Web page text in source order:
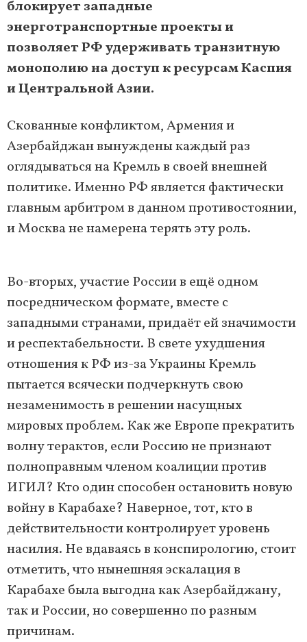
блокирует западные
энерготранспортные проекты и
позволяет РФ удерживать транзитную
монополию на доступ к ресурсам Каспия
и Центральной Азии.
Скованные конфликтом, Армения и
Азербайджан вынуждены каждый раз
оглядываться на Кремль в своей внешней
политике. Именно РФ является фактически
главным арбитром в данном противостоянии,
и Москва не намерена терять эту роль.
Во-вторых, участие России в ещё одном
посредническом формате, вместе с
западными странами, придаёт ей значимости
и респектабельности. В свете ухудшения
отношения к РФ из-за Украины Кремль
пытается всячески подчеркнуть свою
незаменимость в решении насущных
мировых проблем. Как же Европе прекратить
волну терактов, если Россию не признают
полноправным членом коалиции против
ИГИЛ? Кто один способен остановить новую
войну в Карабахе? Наверное, тот, кто в
действительности контролирует уровень
насилия. Не вдаваясь в конспирологию, стоит
отметить, что нынешняя эскалация в
Карабахе была выгодна как Азербайджану,
так и России, но совершенно по разным
причинам.